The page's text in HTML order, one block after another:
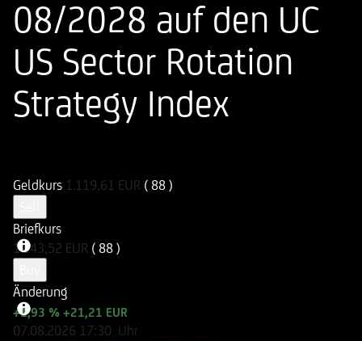
08/2028 auf den UC
US Sector Rotation
Strategy Index
Geldkurs 1.119,61 EUR ( 88 )
Briefkurs
1.143,52 EUR ( 88 )
Änderung
+1,93 % +21,21 EUR
07.08.2026 17:30 Uhr